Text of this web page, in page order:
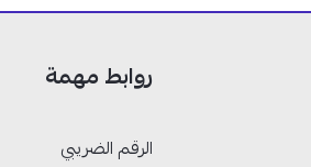
روابط مهمة
الرقم الضريبي